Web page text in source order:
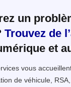
un
Trouvez de
et
vous
de véhicule,